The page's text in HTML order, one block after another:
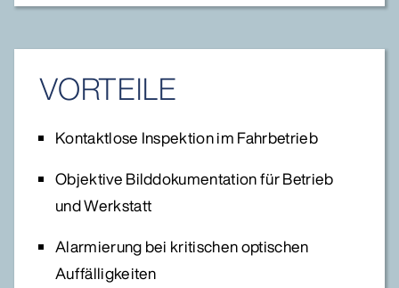
VORTEILE
Kontaktlose Inspektion im Fahrbetrieb
Objektive Bilddokumentation für Betrieb
und Werkstatt
Alarmierung bei kritischen optischen
Auffälligkeiten